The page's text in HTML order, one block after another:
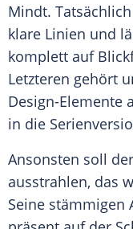
Mindt.
klare Linien und
komplett auf
Letzteren gehört
Design-Elemente
in die
Ansonsten soll
ausstrahlen, das
Seine stämmigen